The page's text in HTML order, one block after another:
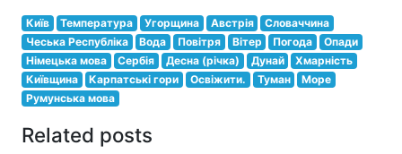
Київ Температура Угорщина Австрія
Словаччина
Чеська Республіка
Вода Повітря Вітер Погода
Опади
Німецька мова
Сербія Десна (річка) Дунай
Хмарність
Київщина
Карпатські гори Освіжити. Туман
Море
Румунська мова
Related posts